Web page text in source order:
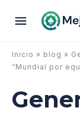
Inicio » blog »
“Mundial por